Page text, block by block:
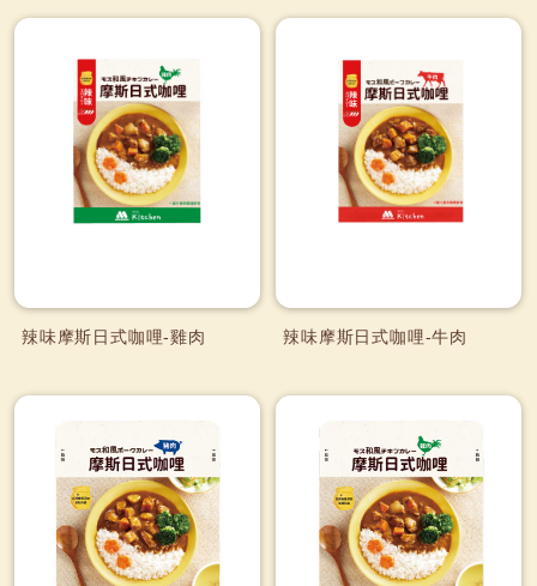
辣味摩斯日式咖哩-雞肉 辣味摩斯日式咖哩-牛肉